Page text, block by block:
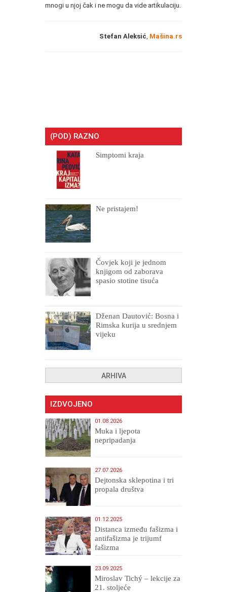
mnogi u njoj čak i ne mogu da vide artikulaciju.
Stefan Aleksić Mašina.rs
(POD) RAZNO
Simptomi kraja
Ne pristajem!
Čovjek koji je jednom
knjigom od zaborava
spasio stotine tisuća
Dženan Dautović: Bosna i
Rimska kurija u srednjem
vijeku
ARHIVA
IZDVOJENO
01.08.2026
Muka i ljepota
nepripadanja
27.07.2026
Dejtonska sklepotina i tri
propala društva
01.12.2025
Distanca između fašizma i
antifašizma je trijumf
fašizma
23.09.2025
Miroslav Tichý – lekcije za
21. stoljeće